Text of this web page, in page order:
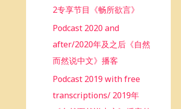
2专享节目《畅所欲言》
Podcast 2020 and
after/2020年及之后《自然
而然说中文》播客
Podcast 2019 with free
transcriptions/ 2019年